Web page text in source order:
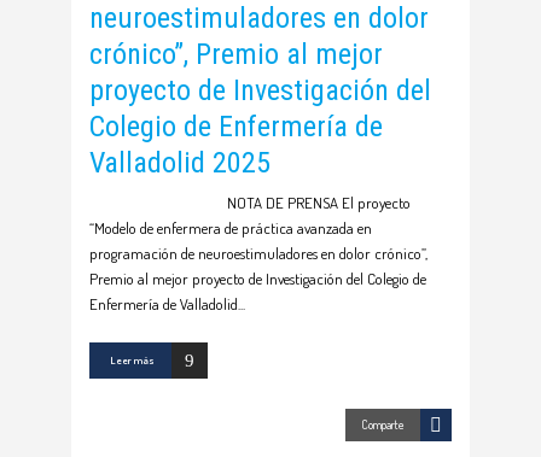
neuroestimuladores en dolor
crónico”, Premio al mejor
proyecto de Investigación del
Colegio de Enfermería de
Valladolid 2025
NOTA DE PRENSA El proyecto
“Modelo de enfermera de práctica avanzada en
programación de neuroestimuladores en dolor crónico”,
Premio al mejor proyecto de Investigación del Colegio de
Enfermería de Valladolid
Leer más
Comparte